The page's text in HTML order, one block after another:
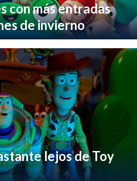
con más entradas
de invierno
lejos de Toy